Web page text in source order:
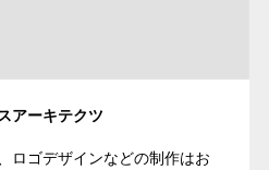
アーキテクツ
ロゴデザインなどの制作はお